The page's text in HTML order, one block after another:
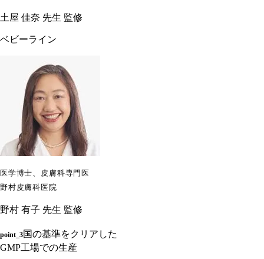
土屋 佳奈 先生 監修
ベビーライン
医学博士、皮膚科専門医
野村皮膚科医院
野村 有子 先生 監修
point_3国の基準をクリアした
GMP工場での生産